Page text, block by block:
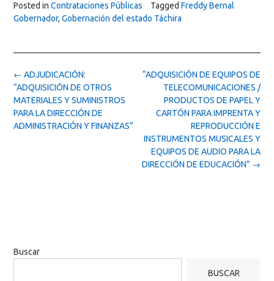
Posted in Contrataciones Públicas Tagged Freddy Bernal
Gobernador, Gobernación del estado Táchira
Post
navigation
“ADQUISICIÓN DE EQUIPOS DE
TELECOMUNICACIONES /
PRODUCTOS DE PAPEL Y
CARTÓN PARA IMPRENTA Y
REPRODUCCIÓN E
INSTRUMENTOS MUSICALES Y
EQUIPOS DE AUDIO PARA LA
DIRECCIÓN DE EDUCACIÓN” →
← ADJUDICACIÓN:
“ADQUISICIÓN DE OTROS
MATERIALES Y SUMINISTROS
PARA LA DIRECCIÓN DE
ADMINISTRACIÓN Y FINANZAS”
Buscar
BUSCAR